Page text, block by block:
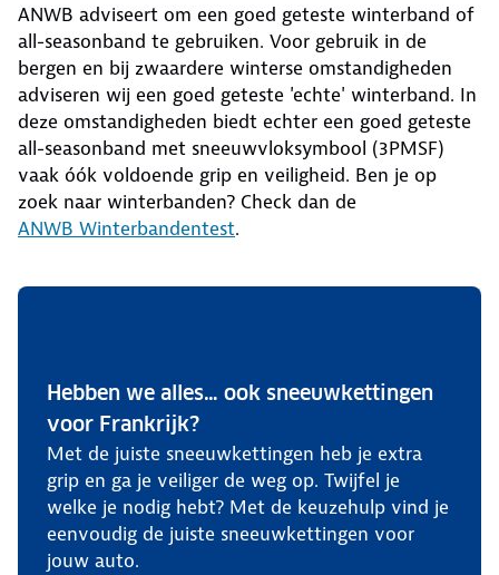
ANWB adviseert om een goed geteste winterband of
all-seasonband te gebruiken. Voor gebruik in de
bergen en bij zwaardere winterse omstandigheden
adviseren wij een goed geteste 'echte' winterband. In
deze omstandigheden biedt echter een goed geteste
all-seasonband met sneeuwvloksymbool (3PMSF)
vaak óók voldoende grip en veiligheid. Ben je op
zoek naar winterbanden? Check dan de
ANWB Winterbandentest.
Hebben we alles… ook sneeuwkettingen
voor Frankrijk?
Met de juiste sneeuwkettingen heb je extra
grip en ga je veiliger de weg op. Twijfel je
welke je nodig hebt? Met de keuzehulp vind je
eenvoudig de juiste sneeuwkettingen voor
jouw auto.